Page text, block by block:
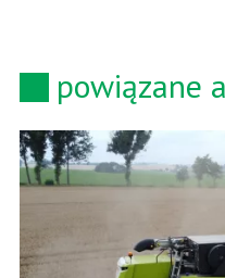
powiązane